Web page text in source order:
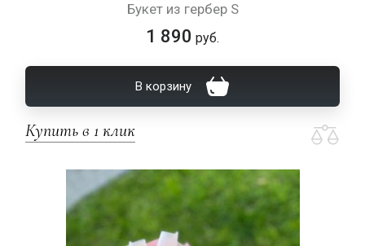
Букет из гербер S
1 890 руб.
В корзину
Купить в 1 клик